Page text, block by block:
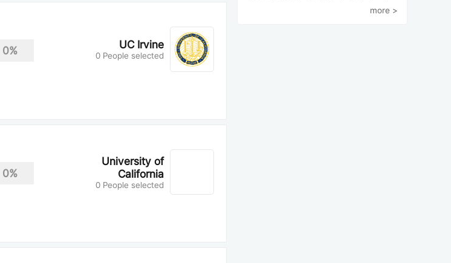
0% UC Irvine
0 People selected
0%
University of
California
0 People selected
more >